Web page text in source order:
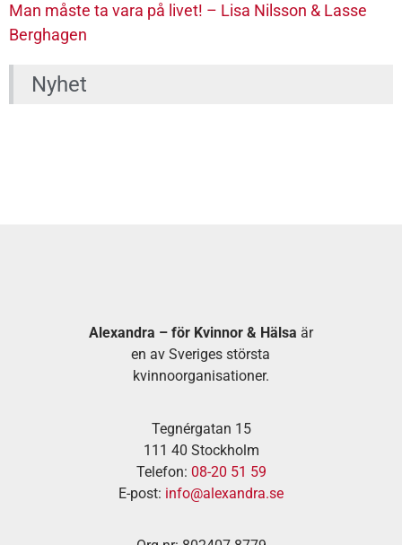
Man måste ta vara på livet! – Lisa Nilsson & Lasse
Berghagen
Nyhet
Alexandra – för Kvinnor & Hälsa är
en av Sveriges största
kvinnoorganisationer.
Tegnérgatan 15
111 40 Stockholm
Telefon: 08-20 51 59
E-post: info@alexandra.se